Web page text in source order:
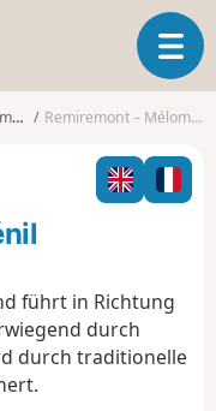
T
o
l
n
g
t
Remiremont – Méloménil
führt in Richtung
durch
durch traditionelle